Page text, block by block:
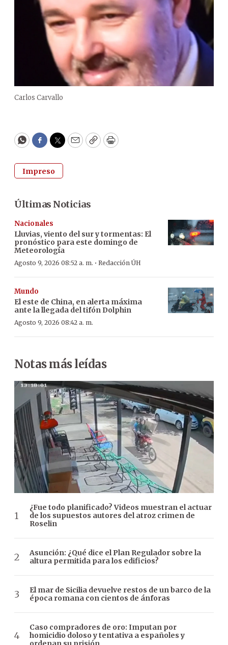
Carlos Carvallo
WhatsApp
Facebook
Twitter
EmailCopyPrint
Impreso
Últimas Noticias
Nacionales
Lluvias, viento del sur y tormentas: El
pronóstico para este domingo de
Meteorología
Agosto 9, 2026 08:52 a. m. · Redacción ÚH
Mundo
El este de China, en alerta máxima
ante la llegada del tifón Dolphin
Agosto 9, 2026 08:42 a. m.
Notas más leídas
¿Fue todo planificado? Videos muestran el actuar
de los supuestos autores del atroz crimen de
Roselin
Asunción: ¿Qué dice el Plan Regulador sobre la
altura permitida para los edificios?
El mar de Sicilia devuelve restos de un barco de la
época romana con cientos de ánforas
Caso compradores de oro: Imputan por
homicidio doloso y tentativa a españoles y